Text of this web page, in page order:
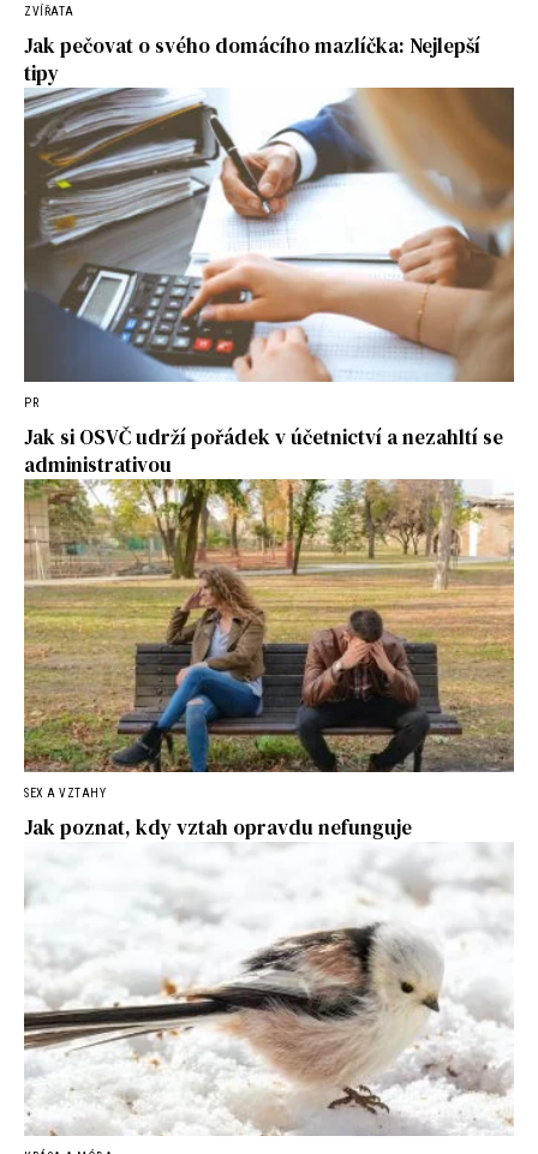
ZVÍŘATA
Jak pečovat o svého domácího mazlíčka: Nejlepší
tipy
PR
Jak si OSVČ udrží pořádek v účetnictví a nezahltí se
administrativou
SEX A VZTAHY
Jak poznat, kdy vztah opravdu nefunguje